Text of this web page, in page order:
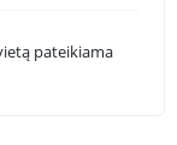
pateikiama